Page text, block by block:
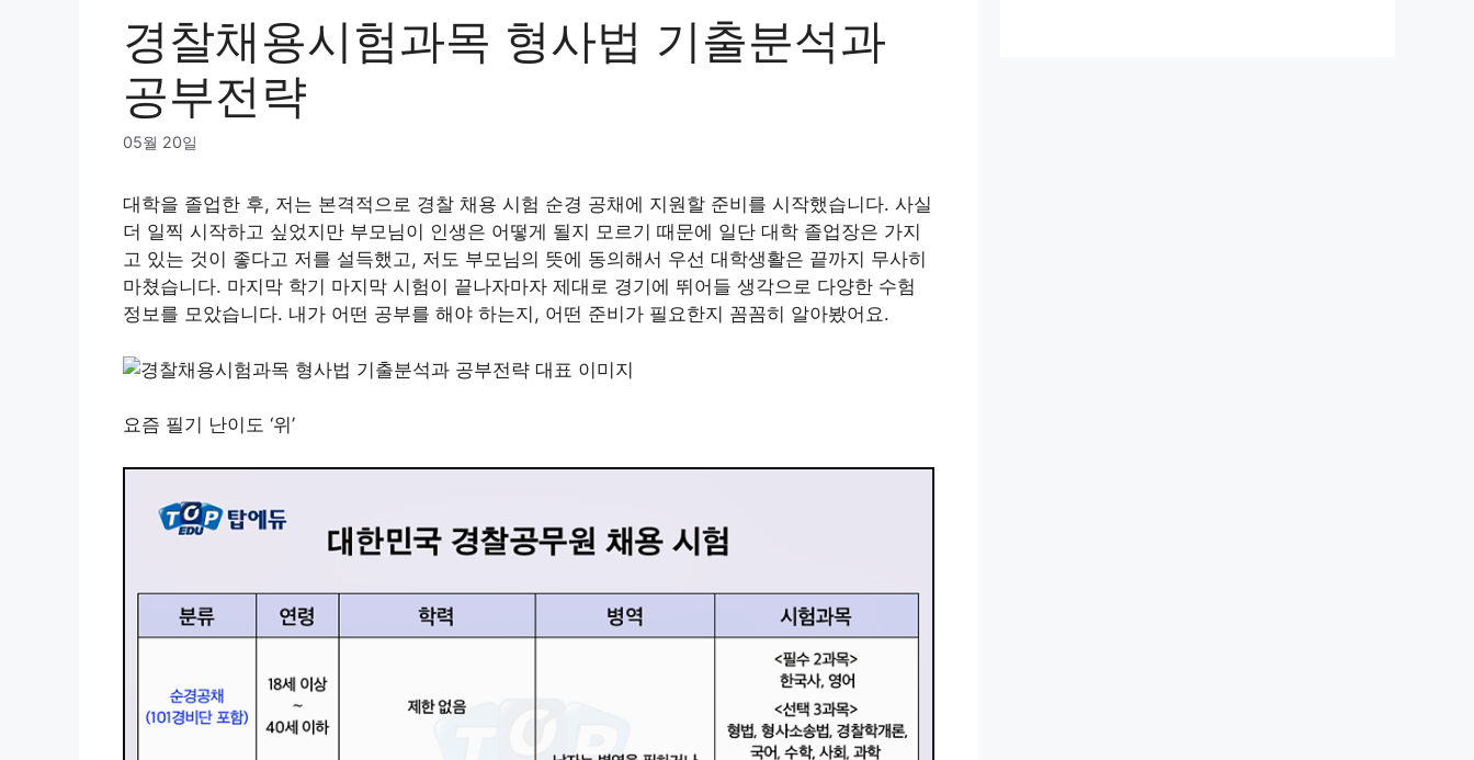
경찰채용시험과목 형사법 기출분석과
공부전략
05월 20일
대학을 졸업한 후, 저는 본격적으로 경찰 채용 시험 순경 공채에 지원할 준비를 시작했습니다. 사실
더 일찍 시작하고 싶었지만 부모님이 인생은 어떻게 될지 모르기 때문에 일단 대학 졸업장은 가지
고 있는 것이 좋다고 저를 설득했고, 저도 부모님의 뜻에 동의해서 우선 대학생활은 끝까지 무사히
마쳤습니다. 마지막 학기 마지막 시험이 끝나자마자 제대로 경기에 뛰어들 생각으로 다양한 수험
정보를 모았습니다. 내가 어떤 공부를 해야 하는지, 어떤 준비가 필요한지 꼼꼼히 알아봤어요.
요즘 필기 난이도 ‘위’